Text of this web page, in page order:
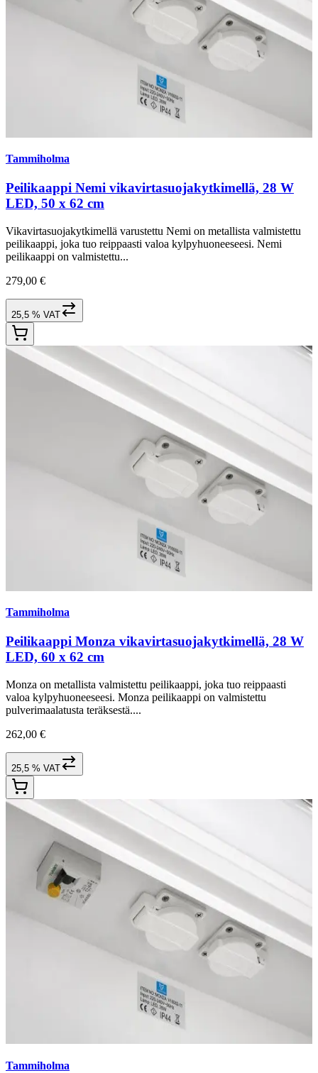
Tammiholma
Peilikaappi Nemi vikavirtasuojakytkimellä, 28 W
LED, 50 x 62 cm
Vikavirtasuojakytkimellä varustettu Nemi on metallista valmistettu
peilikaappi, joka tuo reippaasti valoa kylpyhuoneeseesi. Nemi
peilikaappi on valmistettu...
279,00 €
25,5 % VAT
Tammiholma
Peilikaappi Monza vikavirtasuojakytkimellä, 28 W
LED, 60 x 62 cm
Monza on metallista valmistettu peilikaappi, joka tuo reippaasti
valoa kylpyhuoneeseesi. Monza peilikaappi on valmistettu
pulverimaalatusta teräksestä....
262,00 €
25,5 % VAT
Tammiholma